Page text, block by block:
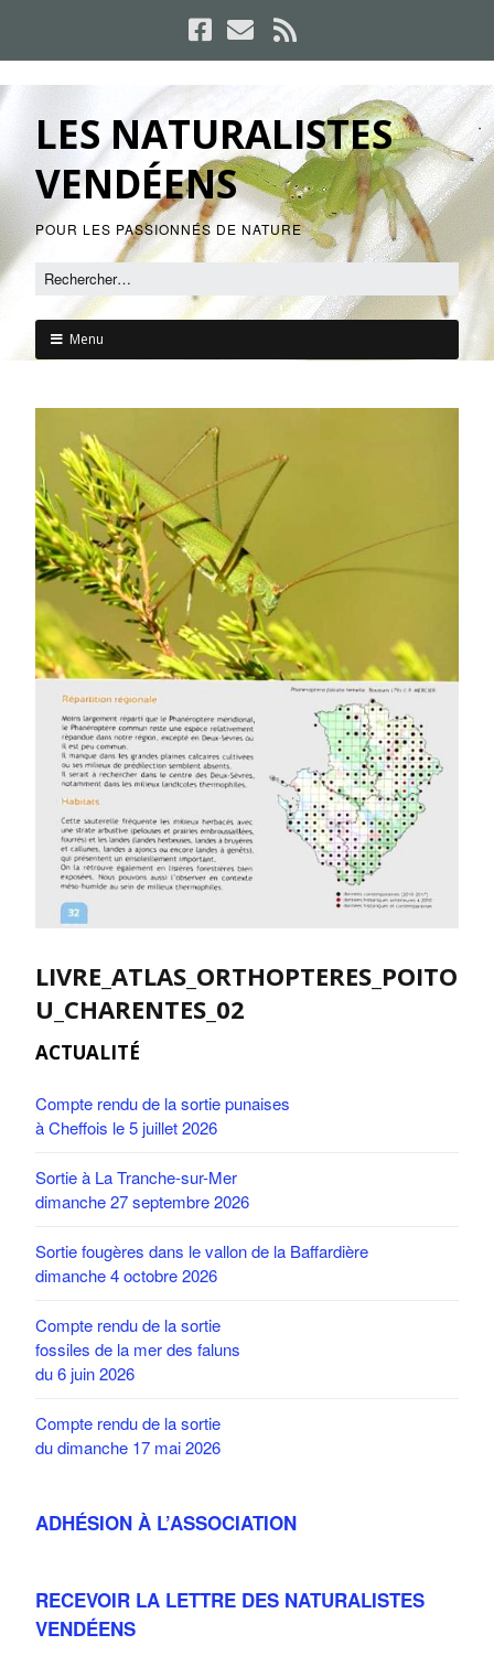
LES NATURALISTES
VENDÉENS
POUR LES PASSIONNÉS DE NATURE
Menu
LIVRE_ATLAS_ORTHOPTERES_POITO
U_CHARENTES_02
ACTUALITÉ
Compte rendu de la sortie punaises
à Cheffois le 5 juillet 2026
Sortie à La Tranche-sur-Mer
dimanche 27 septembre 2026
Sortie fougères dans le vallon de la Baffardière
dimanche 4 octobre 2026
Compte rendu de la sortie
fossiles de la mer des faluns
du 6 juin 2026
Compte rendu de la sortie
du dimanche 17 mai 2026
ADHÉSION À L’ASSOCIATION
RECEVOIR LA LETTRE DES NATURALISTES
VENDÉENS